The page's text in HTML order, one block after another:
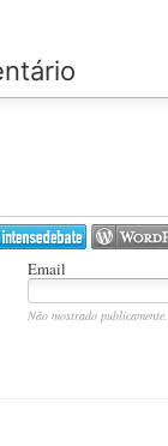
Email
Não mostrado publicamente.